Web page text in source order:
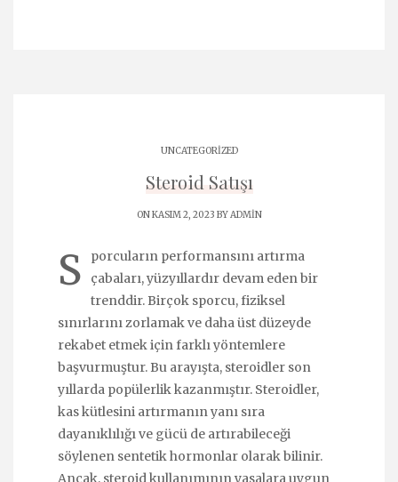
UNCATEGORIZED
Steroid Satışı
ON KASIM 2, 2023 BYADMIN
S
porcuların performansını artırma
çabaları, yüzyıllardır devam eden bir
trenddir. Birçok sporcu, fiziksel
sınırlarını zorlamak ve daha üst düzeyde
rekabet etmek için farklı yöntemlere
başvurmuştur. Bu arayışta, steroidler son
yıllarda popülerlik kazanmıştır. Steroidler,
kas kütlesini artırmanın yanı sıra
dayanıklılığı ve gücü de artırabileceği
söylenen sentetik hormonlar olarak bilinir.
Ancak, steroid kullanımının yasalara uygun